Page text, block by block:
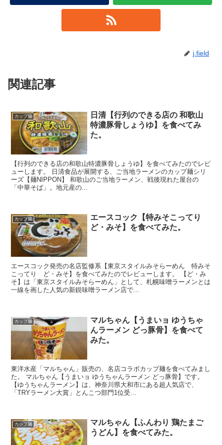
j.field
関連記事
カップ麺
日清【行列のできる店の 和歌山
特濃豚骨しょうゆ】を食べてみ
た。
【行列のできる店の和歌山特濃豚骨しょうゆ】を食べてみたのでレビ
ューします。 日清食品が展開する、ご当地ラーメンのカップ麺シリ
ーズ【麺NIPPON】 和歌山のご当地ラーメン、戦後現れた屋台の
「中華そば」。地元産の...
カップ麺
エースコック【特みそこってり
ど・みそ】を食べてみた。
エースコック発売の名店監修系【東京スタイルみそらーめん 特みそ
こってり ど・みそ】を食べてみたのでレビューします。 【ど・み
そ】は「東京スタイルみそらーめん」として、札幌味噌ラーメンとは
一線を画した人気の新鋭味噌ラーメン店で...
カップ麺
マルちゃん【うまいョ ゆうちゃ
んラーメン どっ豚骨】を食べて
みた。
東洋水産「マルちゃん」販売の、名店コラボカップ麺を食べてみまし
た。 マルちゃん【うまいョ ゆうちゃんラーメン どっ豚骨】です。
【ゆうちゃんラーメン】は、神奈川県大和市にある超人気店で、
「TRYラーメン大賞」とんこつ部門1位受...
カップ麺
マルちゃん【ふんわり 鶏たまご
うどん】を食べてみた。